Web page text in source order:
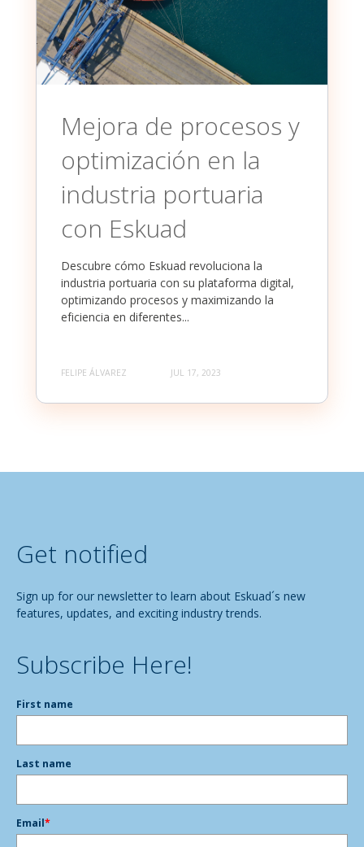
Mejora de procesos y
optimización en la
industria portuaria
con Eskuad
Descubre cómo Eskuad revoluciona la
industria portuaria con su plataforma digital,
optimizando procesos y maximizando la
eficiencia en diferentes...
FELIPE ÁLVAREZ JUL 17, 2023
Get notified
Sign up for our newsletter to learn about Eskuad´s new
features, updates, and exciting industry trends.
Subscribe Here!
First name
Last name
Email*